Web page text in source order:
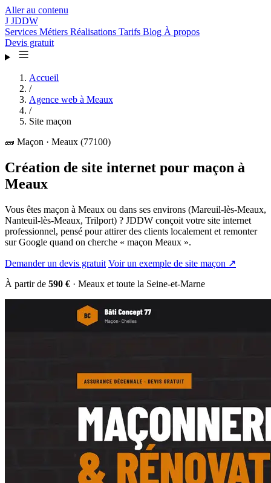
Aller au contenu
J JDDW
Services Métiers Réalisations Tarifs Blog À propos
Devis gratuit
Accueil
/
Agence web à Meaux
/
Site maçon
🧱 Maçon · Meaux (77100)
Création de site internet pour maçon à
Meaux
Vous êtes maçon à Meaux ou dans ses environs (Mareuil-lès-Meaux,
Nanteuil-lès-Meaux, Trilport) ? JDDW conçoit votre site internet
professionnel, pensé pour attirer des clients localement et remonter
sur Google quand on cherche « maçon Meaux ».
Demander un devis gratuit Voir un exemple de site maçon ↗
À partir de 590 € · Meaux et toute la Seine-et-Marne